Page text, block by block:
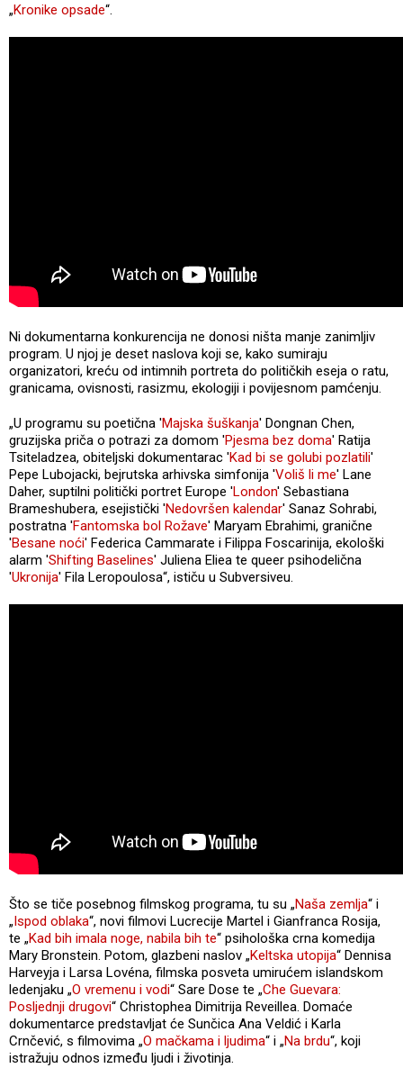
„Kronike opsade“.
Ni dokumentarna konkurencija ne donosi ništa manje zanimljiv
program. U njoj je deset naslova koji se, kako sumiraju
organizatori, kreću od intimnih portreta do političkih eseja o ratu,
granicama, ovisnosti, rasizmu, ekologiji i povijesnom pamćenju.
„U programu su poetična 'Majska šuškanja' Dongnan Chen,
gruzijska priča o potrazi za domom 'Pjesma bez doma' Ratija
Tsiteladzea, obiteljski dokumentarac 'Kad bi se golubi pozlatili'
Pepe Lubojacki, bejrutska arhivska simfonija 'Voliš li me' Lane
Daher, suptilni politički portret Europe 'London' Sebastiana
Brameshubera, esejistički 'Nedovršen kalendar' Sanaz Sohrabi,
postratna 'Fantomska bol Rožave' Maryam Ebrahimi, granične
'Besane noći' Federica Cammarate i Filippa Foscarinija, ekološki
alarm 'Shifting Baselines' Juliena Eliea te queer psihodelična
'Ukronija' Fila Leropoulosa“, ističu u Subversiveu.
Što se tiče posebnog filmskog programa, tu su „Naša zemlja“ i
„Ispod oblaka“, novi filmovi Lucrecije Martel i Gianfranca Rosija,
te „Kad bih imala noge, nabila bih te“ psihološka crna komedija
Mary Bronstein. Potom, glazbeni naslov „Keltska utopija“ Dennisa
Harveyja i Larsa Lovéna, filmska posveta umirućem islandskom
ledenjaku „O vremenu i vodi“ Sare Dose te „Che Guevara:
Posljednji drugovi“ Christophea Dimitrija Reveillea. Domaće
dokumentarce predstavljat će Sunčica Ana Veldić i Karla
Crnčević, s filmovima „O mačkama i ljudima“ i „Na brdu“, koji
istražuju odnos između ljudi i životinja.